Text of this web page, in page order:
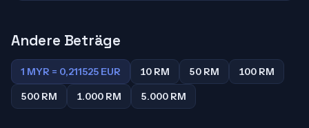
Andere Beträge
1 MYR = 0,211525 EUR 10 RM 50 RM
100 RM
500 RM
1.000 RM 5.000 RM